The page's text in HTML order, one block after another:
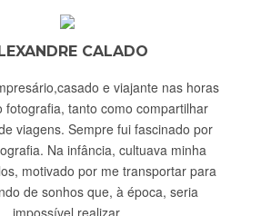
CALADO
e viajante nas horas
fotografia, tanto como compartilhar
viagens. Sempre fui fascinado por
Na infância, cultuava minha
motivado por me transportar para
de sonhos que, à época, seria